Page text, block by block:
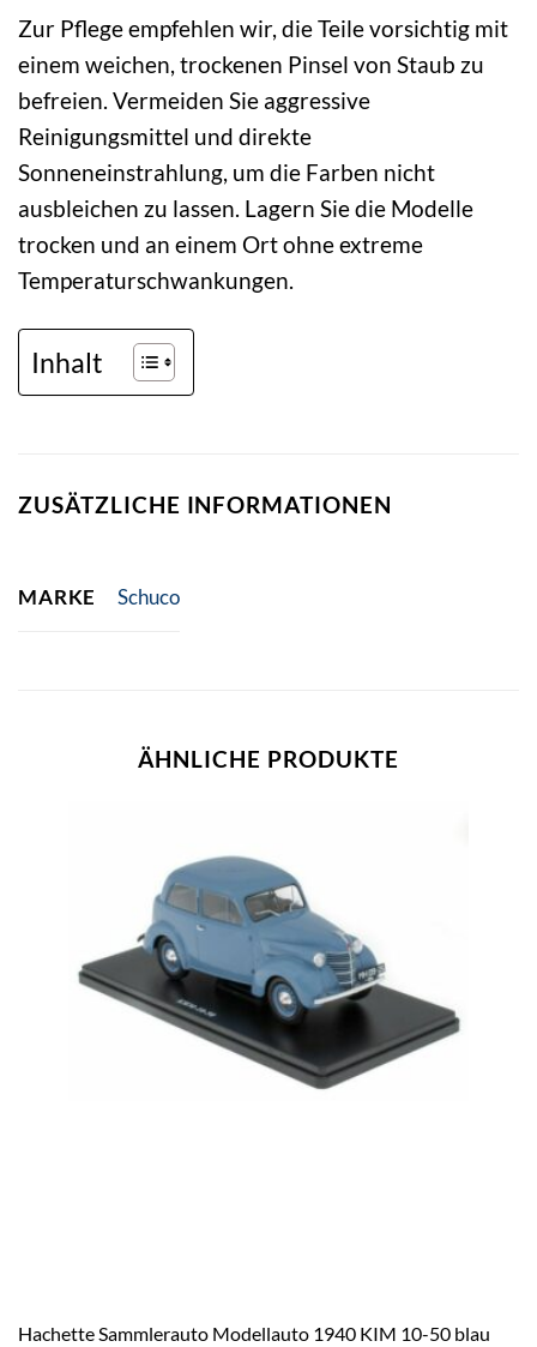
Zur Pflege empfehlen wir, die Teile vorsichtig mit
einem weichen, trockenen Pinsel von Staub zu
befreien. Vermeiden Sie aggressive
Reinigungsmittel und direkte
Sonneneinstrahlung, um die Farben nicht
ausbleichen zu lassen. Lagern Sie die Modelle
trocken und an einem Ort ohne extreme
Temperaturschwankungen.
Inhalt
ZUSÄTZLICHE INFORMATIONEN
MARKE Schuco
ÄHNLICHE PRODUKTE
Hachette Sammlerauto Modellauto 1940 KIM 10-50 blau